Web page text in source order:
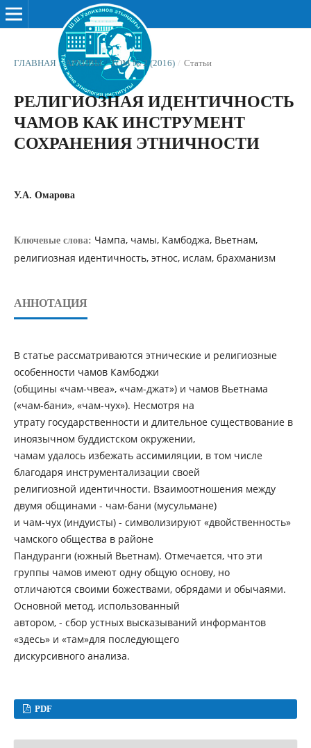
ГЛАВНАЯ / АРХИВЫ / ТОМ № 2 (2016) / Статьи
РЕЛИГИОЗНАЯ ИДЕНТИЧНОСТЬ
ЧАМОВ КАК ИНСТРУМЕНТ
СОХРАНЕНИЯ ЭТНИЧНОСТИ
У.A. Омарова
Ключевые слова: Чампа, чамы, Камбоджа, Вьетнам,
религиозная идентичность, этнос, ислам, брахманизм
АННОТАЦИЯ
В статье рассматриваются этнические и религиозные
особенности чамов Камбоджи
(общины «чам-чвеа», «чам-джат») и чамов Вьетнама
(«чам-бани», «чам-чух»). Несмотря на
утрату государственности и длительное существование в
иноязычном буддистском окружении,
чамам удалось избежать ассимиляции, в том числе
благодаря инструментализации своей
религиозной идентичности. Взаимоотношения между
двумя общинами - чам-бани (мусульмане)
и чам-чух (индуисты) - символизируют «двойственность»
чамского общества в районе
Пандуранги (южный Вьетнам). Отмечается, что эти
группы чамов имеют одну общую основу, но
отличаются своими божествами, обрядами и обычаями.
Основной метод, использованный
автором, - сбор устных высказываний информантов
«здесь» и «там»для последующего
дискурсивного анализа.
PDF